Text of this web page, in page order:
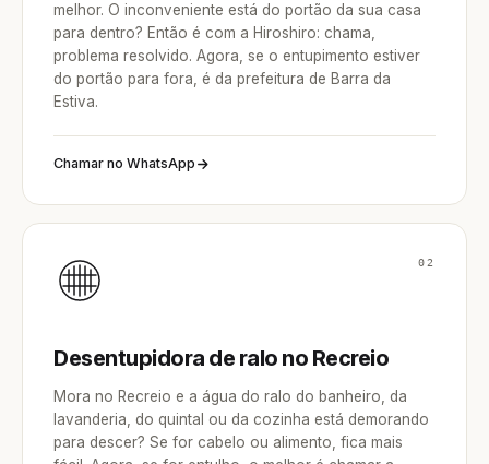
melhor. O inconveniente está do portão da sua casa
para dentro? Então é com a Hiroshiro: chama,
problema resolvido. Agora, se o entupimento estiver
do portão para fora, é da prefeitura de Barra da
Estiva.
Chamar no WhatsApp
02
Desentupidora de ralo no Recreio
Mora no Recreio e a água do ralo do banheiro, da
lavanderia, do quintal ou da cozinha está demorando
para descer? Se for cabelo ou alimento, fica mais